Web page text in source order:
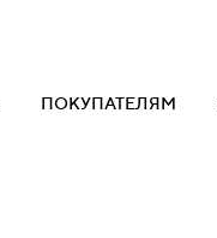
ПОКУПАТЕЛЯМ